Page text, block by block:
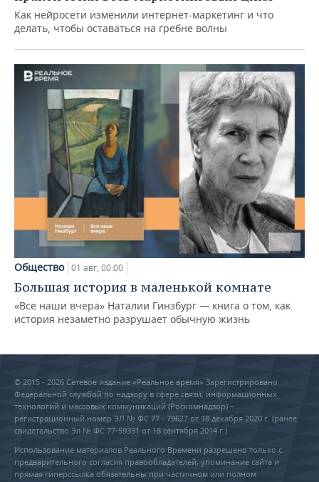
Как нейросети изменили интернет-маркетинг и что
делать, чтобы оставаться на гребне волны
Общество 01 авг, 00:00
Большая история в маленькой комнате
«Все наши вчера» Наталии Гинзбург — книга о том, как
история незаметно разрушает обычную жизнь
© 2015 - 2026 Сетевое издание «Реальное время» Зарегистрировано
Федеральной службой по надзору в сфере связи, информационных
технологий и массовых коммуникаций (Роскомнадзор) –
регистрационный номер ЭЛ № ФС 77 - 79627 от 18 декабря 2020 г. (ранее
свидетельство Эл № ФС 77-59331 от 18 сентября 2014 г.)
Использование материалов Реального Времени разрешено только с
предварительного согласия правообладателей, упоминание сайта и
прямая гиперссылка обязательны при частичном или полном